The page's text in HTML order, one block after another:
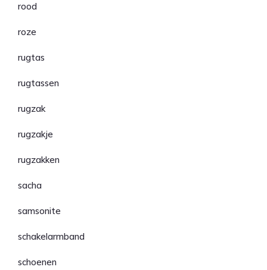
rood
roze
rugtas
rugtassen
rugzak
rugzakje
rugzakken
sacha
samsonite
schakelarmband
schoenen